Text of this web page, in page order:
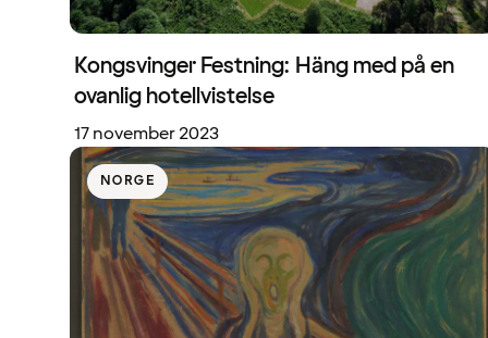
Kongsvinger Festning: Häng med på en
ovanlig hotellvistelse
17 november 2023
NORGE